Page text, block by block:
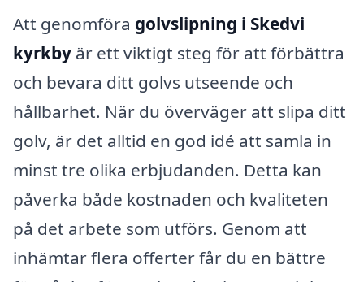
Att genomföra golvslipning i Skedvi
kyrkby är ett viktigt steg för att förbättra
och bevara ditt golvs utseende och
hållbarhet. När du överväger att slipa ditt
golv, är det alltid en god idé att samla in
minst tre olika erbjudanden. Detta kan
påverka både kostnaden och kvaliteten
på det arbete som utförs. Genom att
inhämtar flera offerter får du en bättre